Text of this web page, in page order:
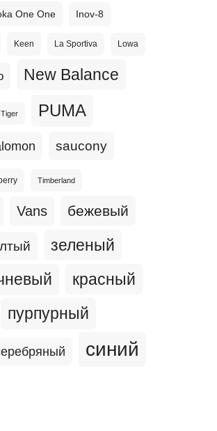
One One Inov-8
Keen La Sportiva Lowa
New Balance
PUMA
saucony
Timberland
Vans бежевый
зеленый
красный
пурпурный
синий